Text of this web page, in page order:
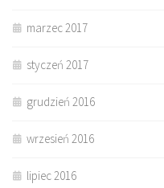
marzec 2017
styczeń 2017
grudzień 2016
wrzesień 2016
lipiec 2016